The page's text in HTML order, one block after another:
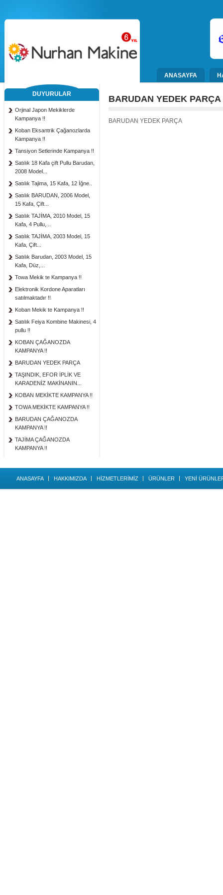
ANASAYFA
DUYURULAR
Orjinal Japon Mekiklerde
Kampanya !!
Koban Eksantrik Çağanozlarda
Kampanya !!
Tansiyon Setlerinde Kampanya !!
Satılık 18 Kafa çift Pullu Barudan,
2008 Model...
Satılık Tajima, 15 Kafa, 12 İğne..
Satılık BARUDAN, 2006 Model,
15 Kafa, Çift...
Satılık TAJİMA, 2010 Model, 15
Kafa, 4 Pullu,...
Satılık TAJİMA, 2003 Model, 15
Kafa, Çift...
Satılık Barudan, 2003 Model, 15
Kafa, Düz,...
Towa Mekik te Kampanya !!
Elektronik Kordone Aparatları
satılmaktadır !!
Koban Mekik te Kampanya !!
Satılık Feiya Kombine Makinesi, 4
pullu !!
KOBAN ÇAĞANOZDA
KAMPANYA !!
BARUDAN YEDEK PARÇA
TAŞINDIK, EFOR İPLİK VE
KARADENİZ MAKİNANIN...
KOBAN MEKİKTE KAMPANYA !!
TOWA MEKİKTE KAMPANYA !!
BARUDAN ÇAĞANOZDA
KAMPANYA !!
TAJİMA ÇAĞANOZDA
KAMPANYA !!
BARUDAN YEDEK PARÇA
BARUDAN YEDEK PARÇA
ANASAYFA HAKKIMIZDA HİZMETLERİMİZ ÜRÜNLER YENİ